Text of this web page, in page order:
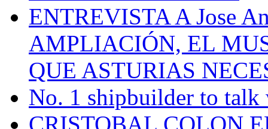
ENTREVISTA A Jose
AMPLIACIÓN, EL
QUE ASTURIAS
No. 1 shipbuilder to talk
CRISTOBAL COLON